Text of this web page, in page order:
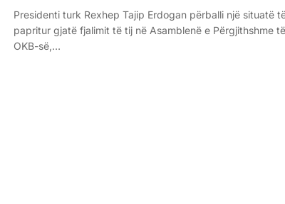
Presidenti turk Rexhep Tajip Erdogan përballi një situatë
papritur gjatë fjalimit të tij në Asamblenë e Përgjithshme të
OKB-së,…